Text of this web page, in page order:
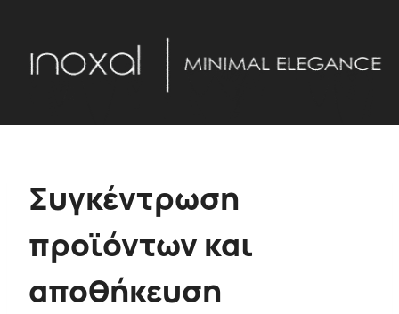
content
Συγκέντρωση
προϊόντων και
αποθήκευση